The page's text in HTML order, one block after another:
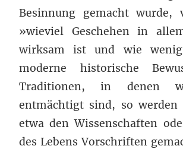
Besinnung gemacht wurde,
»wieviel Geschehen in
wirksam ist und wie
moderne historische
Traditionen, in denen
entmächtigt sind, so
etwa den Wissenschaften
des Lebens Vorschriften